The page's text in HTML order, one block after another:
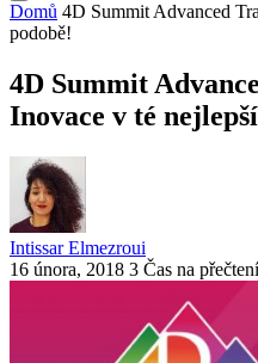
Domů 4D Summit Advanced
podobě!
4D Summit
Inovace v té
Intissar Elmezroui
16 února, 2018 3 Čas na přečtení